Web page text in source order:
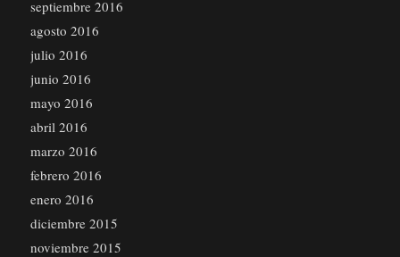
septiembre 2016
agosto 2016
julio 2016
junio 2016
mayo 2016
abril 2016
marzo 2016
febrero 2016
enero 2016
diciembre 2015
noviembre 2015